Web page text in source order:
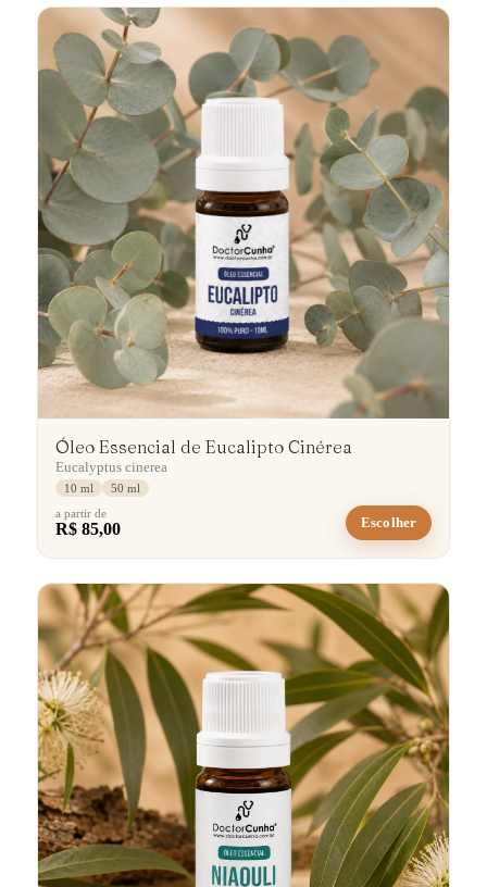
Óleo Essencial de Eucalipto Cinérea
Eucalyptus cinerea
10 ml
50 ml
a partir de
R$ 85,00 Escolher